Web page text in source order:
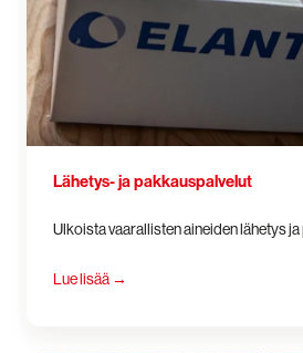
Lähetys- ja pakkauspalvelut
Ulkoista vaarallisten aineiden lähetys
Lue lisää →